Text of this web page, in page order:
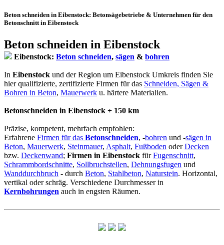
Beton schneiden in Eibenstock: Betonsägebetriebe & Unternehmen für den
Betonschnitt in Eibenstock
Beton schneiden in Eibenstock
Eibenstock: Beton schneiden, sägen & bohren
In Eibenstock und der Region um Eibenstock Umkreis finden Sie
hier qualifizierte, zertifizierte Firmen für das Schneiden, Sägen &
Bohren in Beton, Mauerwerk u. härtere Materialien.
Betonschneiden in Eibenstock + 150 km
Präzise, kompetent, mehrfach empfohlen:
Erfahrene Firmen für das Betonschneiden, -bohren und -sägen in
Beton, Mauerwerk, Steinmauer, Asphalt, Fußboden oderDecken
bzw. Deckenwand; Firmen in Eibenstock fürFugenschnitt,
Schrammbordschnitte, Sollbruchstellen, Dehnungsfugen und
Wanddurchbruch - durch Beton, Stahlbeton, Naturstein. Horizontal,
vertikal oder schräg. Verschiedene Durchmesser in
Kernbohrungen auch in engsten Räumen.